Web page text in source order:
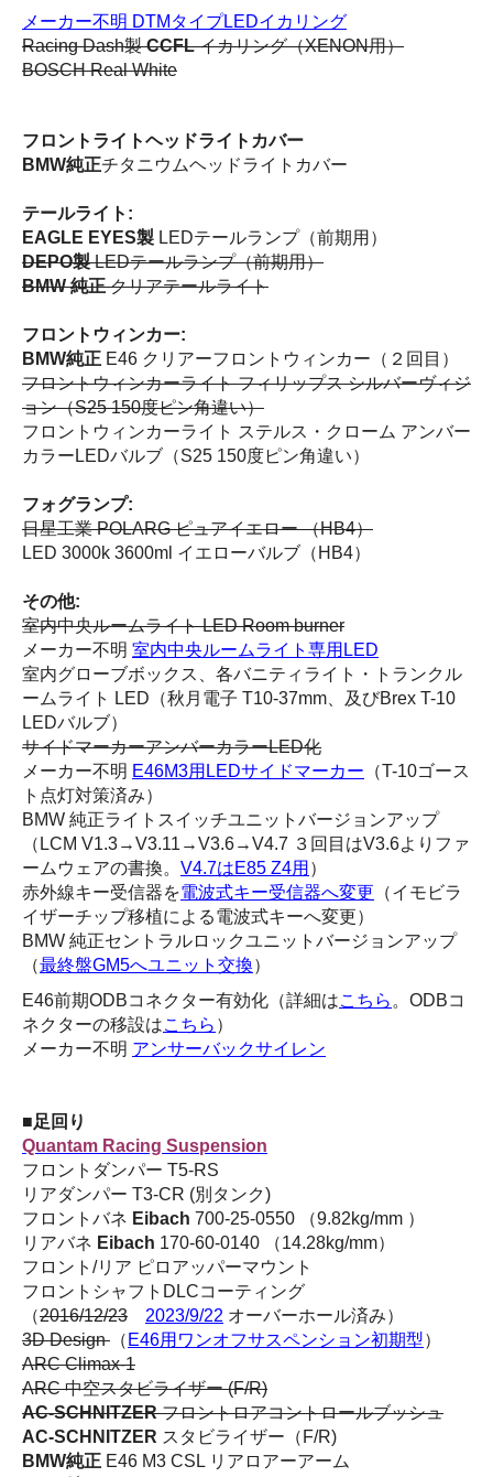
メーカー不明 DTMタイプLEDイカリング
Racing Dash製CCFLイカリング（XENON用）
BOSCH Real White
フロントライトヘッドライトカバー
BMW純正チタニウムヘッドライトカバー
テールライト:
EAGLE EYES製 LEDテールランプ（前期用）
DEPO製LEDテールランプ（前期用）
BMW 純正クリアテールライト
フロントウィンカー:
BMW純正 E46 クリアーフロントウィンカー（２回目）
フロントウィンカーライト フィリップス シルバーヴィジ
ョン（S25 150度ピン角違い）
フロントウィンカーライト ステルス・クローム アンバー
カラーLEDバルブ（S25 150度ピン角違い）
フォグランプ:
日星工業 POLARG ピュアイエロー （HB4）
LED 3000k 3600ml イエローバルブ（HB4）
その他:
室内中央ルームライト LED Room burner
メーカー不明 室内中央ルームライト専用LED
室内グローブボックス、各バニティライト・トランクル
ームライト LED（秋月電子 T10-37mm、及びBrex T-10
LEDバルブ）
サイドマーカーアンバーカラーLED化
メーカー不明 E46M3用LEDサイドマーカー （T-10ゴース
ト点灯対策済み）
BMW 純正ライトスイッチユニットバージョンアップ
（LCM V1.3→V3.11→V3.6→V4.7 ３回目はV3.6よりファ
ームウェアの書換。 V4.7はE85 Z4用 ）
赤外線キー受信器を電波式キー受信器へ変更 （イモビラ
イザーチップ移植による電波式キーへ変更）
BMW 純正セントラルロックユニットバージョンアップ
（最終盤GM5へユニット交換）
E46前期ODBコネクター有効化（詳細はこちら 。ODBコ
ネクターの移設はこちら ）
メーカー不明 アンサーバックサイレン
■足回り
Quantam Racing Suspension
フロントダンパー T5-RS
リアダンパー T3-CR (別タンク)
フロントバネ Eibach 700-25-0550 （9.82kg/mm ）
リアバネ Eibach 170-60-0140 （14.28kg/mm）
フロント/リア ピロアッパーマウント
フロントシャフトDLCコーティング
（2016/12/23 2023/9/22 オーバーホール済み）
3D Design （ E46用ワンオフサスペンション初期型）
ARC Climax-1
ARC 中空スタビライザー (F/R)
AC-SCHNITZERフロントロアコントロールブッシュ
AC-SCHNITZER スタビライザー（F/R)
BMW純正 E46 M3 CSL リアロアーアーム